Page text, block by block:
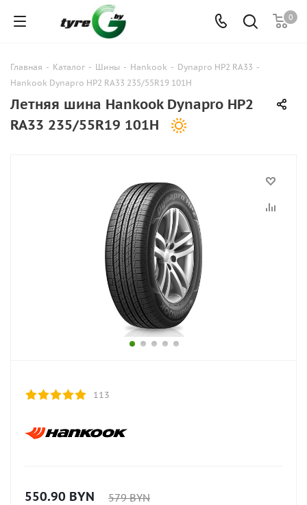
0
Главная - Каталог - Шины - Hankook - Dynapro HP2 RA33 -
Hankook Dynapro HP2 RA33 235/55R19 101H
Летняя шина Hankook Dynapro HP2
RA33 235/55R19 101H
113
550.90 BYN 579BYN